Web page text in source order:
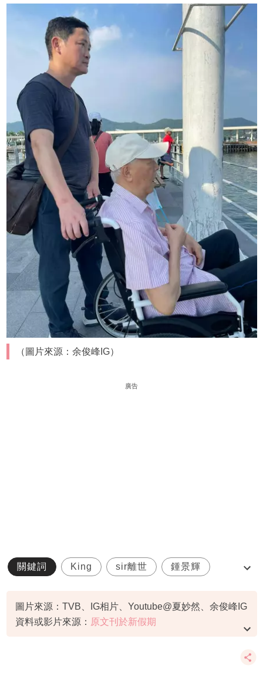
（圖片來源：余俊峰IG）
廣告
關鍵詞 King sir離世 鍾景輝
圖片來源：TVB、IG相片、Youtube@夏妙然、余俊峰IG
資料或影片來源： 原文刊於新假期